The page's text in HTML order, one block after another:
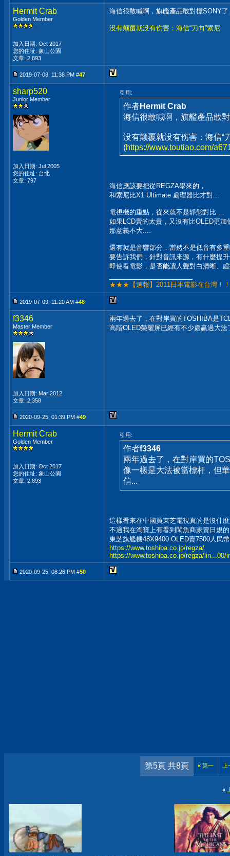
Hermit Crab
Golden Member
加入日期: Oct 2017
您的住址: 象山公園
文章: 2,893
海信很敢喊啊，旗艦產品敢對標SONY
没有颠覆就没有伤害：海信“刀向”索尼
2019-07-08, 11:38 PM #47
sharp520
Junior Member
加入日期: Jul 2005
您的住址: 台北
文章: 797
引用:
作者Hermit Crab
海信很敢喊啊，旗艦產品敢
没有颠覆就没有伤害：海信“
(https://www.toutiao.com/
海信應該要把從REGZA學來的，
和索尼比X1 Ultimate 處理器比才對...
電視機的重點，從來就不是靜態對比....
如果LCD賣的太貴，又沒有比OLED更加
那意義不大....
還有就是音響部分，當然不是低音有多
要告訴我們，針對音訊來源，有什麼提
即使看電影，是否能讓人聲對白清晰、
★★★【速報】2011日本電影在台灣！！
2019-07-09, 11:20 AM #48
f3346
Master Member
加入日期: Mar 2012
文章: 2,358
兩年過去了，在對岸買的TOSHIBA是
高階OLED榮耀屏已經有不少處贏過大
2020-09-25, 01:39 PM #49
Hermit Crab
Golden Member
加入日期: Oct 2017
您的住址: 象山公園
文章: 2,893
引用:
作者f3346
兩年過去了，在對岸買的
像一樣是大法被當標杆，但
信...
這樣看來在中國買東芝電視真的是沒什
不過我在淘寶上有看到閑魚商家賣日規
東芝旗艦機48X9400 OLED賣7500人民
https://www.toshiba.co.jp/regza/
https://www.toshiba.co.jp/regza/lin...00/
2020-09-25, 08:26 PM #50
第5頁 共8頁 « 第一
«